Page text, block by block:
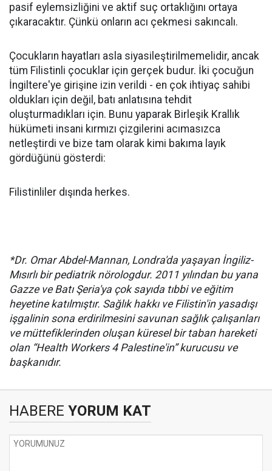
pasif eylemsizliğini ve aktif suç ortaklığını ortaya
çıkaracaktır. Çünkü onların acı çekmesi sakıncalı.
Çocukların hayatları asla siyasileştirilmemelidir, ancak
tüm Filistinli çocuklar için gerçek budur. İki çocuğun
İngiltere'ye girişine izin verildi - en çok ihtiyaç sahibi
oldukları için değil, batı anlatısına tehdit
oluşturmadıkları için. Bunu yaparak Birleşik Krallık
hükümeti insani kırmızı çizgilerini acımasızca
netleştirdi ve bize tam olarak kimi bakıma layık
gördüğünü gösterdi:
Filistinliler dışında herkes.
*Dr. Omar Abdel-Mannan, Londra'da yaşayan İngiliz-
Mısırlı bir pediatrik nörologdur. 2011 yılından bu yana
Gazze ve Batı Şeria'ya çok sayıda tıbbi ve eğitim
heyetine katılmıştır. Sağlık hakkı ve Filistin'in yasadışı
işgalinin sona erdirilmesini savunan sağlık çalışanları
ve müttefiklerinden oluşan küresel bir taban hareketi
olan “Health Workers 4 Palestine'in” kurucusu ve
başkanıdır.
HABERE YORUM KAT